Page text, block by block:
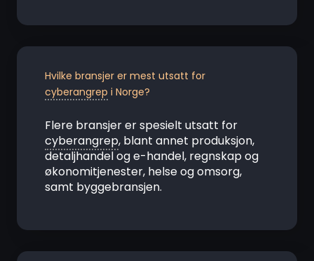
Hvilke bransjer er mest utsatt for
cyberangrep i Norge?
Flere bransjer er spesielt utsatt for
cyberangrep, blant annet produksjon,
detaljhandel og e-handel, regnskap og
økonomitjenester, helse og omsorg,
samt byggebransjen.